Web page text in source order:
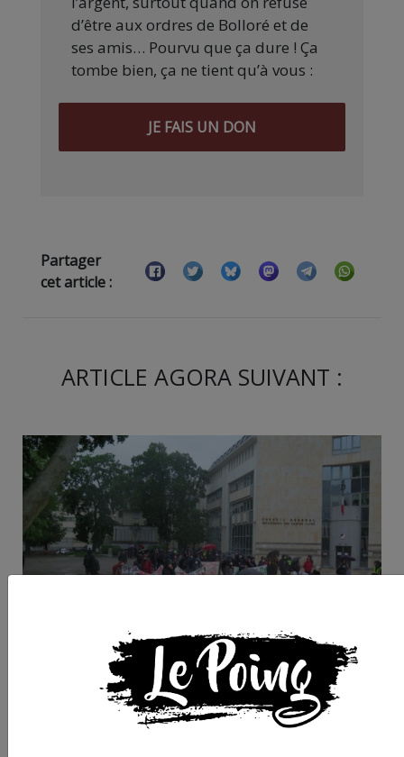
d’être aux ordres de Bolloré et de
ses amis… Pourvu que ça dure ! Ça
tombe bien, ça ne tient qu’à vous :
JE FAIS UN DON
Partager
cet article :
ARTICLE AGORA SUIVANT :
Un 1er mai
dans la rue à Gap !